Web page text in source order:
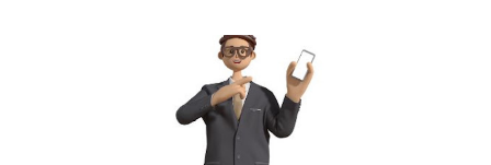
rakyat kecil yang makan saja harus menghitung setiap
rupiah. Tapi setelah mendapat semuanya, justru banyak
yang tega menari di atas penderitaan publik. Fenomena
Naiknya Tunjangan DPR dan Luka Kolektif Rakyat Saat